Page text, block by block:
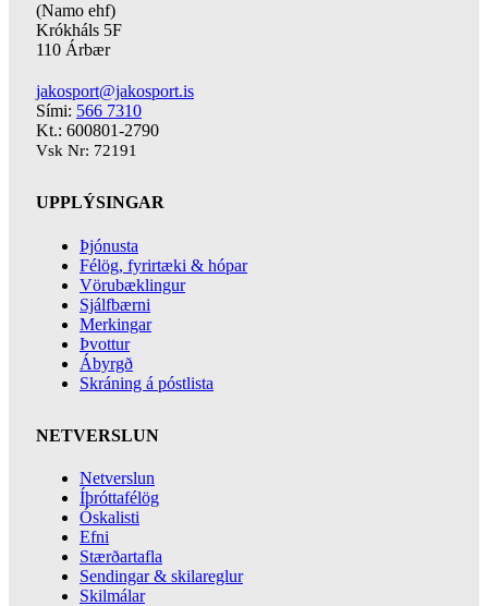
(Namo ehf)
Krókháls 5F
110 Árbær
jakosport@jakosport.is
Sími: 566 7310
Kt.: 600801-2790
Vsk Nr: 72191
UPPLÝSINGAR
Þjónusta
Félög, fyrirtæki & hópar
Vörubæklingur
Sjálfbærni
Merkingar
Þvottur
Ábyrgð
Skráning á póstlista
NETVERSLUN
Netverslun
Íþróttafélög
Óskalisti
Efni
Stærðartafla
Sendingar & skilareglur
Skilmálar